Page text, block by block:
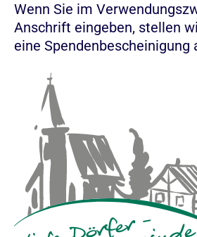
Wenn Sie im
Anschrift eingeben, stellen
eine Spendenbescheinigung